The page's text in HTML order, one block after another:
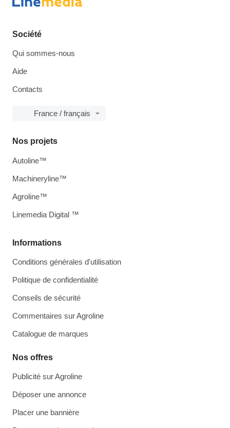
Société
Qui sommes-nous
Aide
Contacts
France / français
Informations
Conditions générales d'utilisation
Politique de confidentialité
Conseils de sécurité
Commentaires sur Agroline
Catalogue de marques
Nos offres
Publicité sur Agroline
Déposer une annonce
Placer une bannière
Nos projets
Autoline™
Machineryline™
Agroline™
Linemedia Digital ™